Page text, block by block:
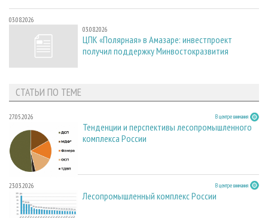
03.08.2026
03.08.2026
ЦПК «Полярная» в Амазаре: инвестпроект
получил поддержку Минвостокразвития
СТАТЬИ ПО ТЕМЕ
27.05.2026 В центре внимания
Тенденции и перспективы лесопромышленного
комплекса России
23.03.2026 В центре внимания
Лесопромышленный комплекс России